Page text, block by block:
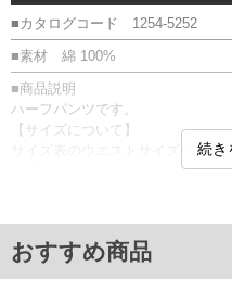
■カタログコード 1254-5252
■素材 綿 100%
■商品説明
ハーフパンツです。
【サイズについて】
サイズ表のウエストサイズは適応
前閉じ／ウエストシャーリング(
■サイズ表
サイズ/ウエスト/股下/わたり幅/ヒ
3L/95～110/30/42/130/66
続き
おすすめ商品